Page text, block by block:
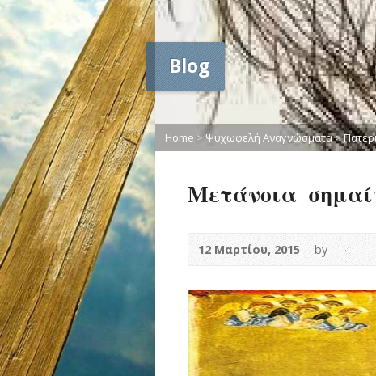
Blog
Home >Ψυχωφελή Αναγνώσματα>
Μετάνοια
12 Μαρτίου, 2015 by